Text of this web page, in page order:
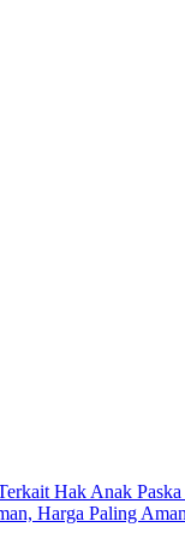
Hak Anak Paska
Harga Paling